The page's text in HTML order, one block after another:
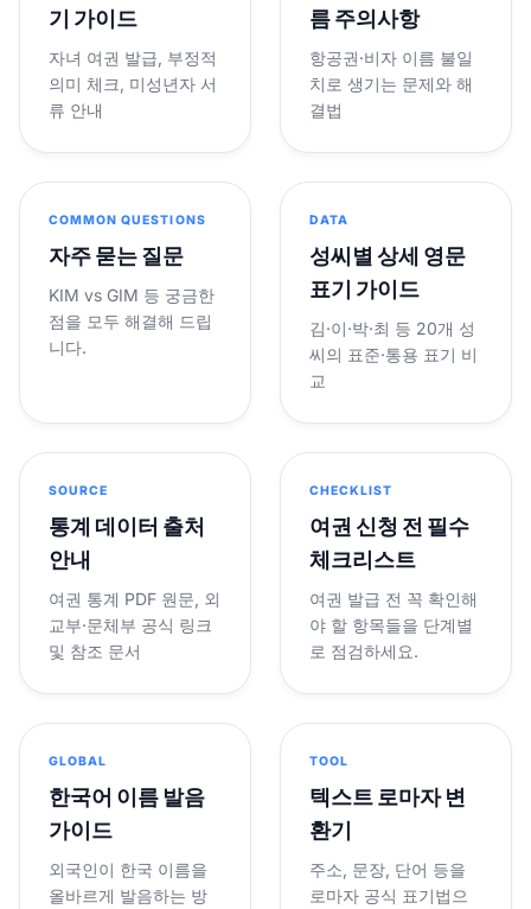
기 가이드
자녀 여권 발급, 부정적
의미 체크, 미성년자 서
류 안내
름 주의사항
항공권·비자 이름 불일
치로 생기는 문제와 해
결법
COMMON QUESTIONS
자주 묻는 질문
KIM vs GIM 등 궁금한
점을 모두 해결해 드립
니다.
DATA
성씨별 상세 영문
표기 가이드
김·이·박·최 등 20개 성
씨의 표준·통용 표기 비
교
SOURCE
통계 데이터 출처
안내
여권 통계 PDF 원문, 외
교부·문체부 공식 링크
및 참조 문서
CHECKLIST
여권 신청 전 필수
체크리스트
여권 발급 전 꼭 확인해
야 할 항목들을 단계별
로 점검하세요.
GLOBAL
한국어 이름 발음
가이드
외국인이 한국 이름을
올바르게 발음하는 방
TOOL
텍스트 로마자 변
환기
주소, 문장, 단어 등을
로마자 공식 표기법으